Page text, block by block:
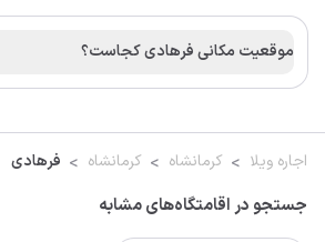
موقعیت مکانی فرهادی کجاست؟
اجاره ویلا کرمانشاه کرمانشاه فرهادی
جستجو در اقامتگاه‌های مشابه